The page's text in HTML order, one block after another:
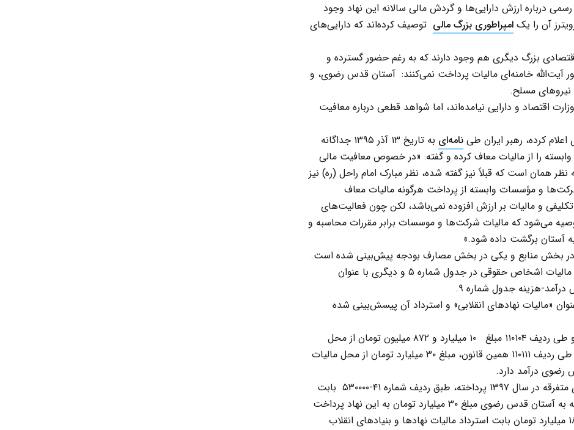
درباره ارزش دارایی‌ها و گردش مالی سالانه این نهاد وجود
آن را یکامپراطوری بزرگ مالی توصیف کرده‌اند که دارایی‌های
اقتصادی بزرگ دیگری هم وجود دارند که به رغم حضور گسترده و
آیت‌الله خامنه‌ای مالیات پرداخت نمی‌کنند: آستان قدس رضوی، و
نیروهای مسلح.
اقتصاد و دارایی نیامده‌اند، اما شواهد قطعی درباره معافیت
کرده، رهبر ایران طینامه‌ای
به تاریخ ۱۳ آذر ۱۳۹۵ جداگانه
را از مالیات معاف کرده و گفته: «در خصوص معافیت مالی
است که قبلاً نیز گفته شده، نظر مبارک امام راحل (ره) نیز
و مؤسسات وابسته از پرداخت هرگونه مالیات معاف
و مالیات بر ارزش افزوده نمی‌باشد، لکن چون فعالیت‌های
می‌شود که مالیات شرکت‌ها و موسسات برابر مقررات محاسبه و
آستان برگشت داده شود.»
بخش منابع و یکی در بخش مصارف بودجه پیش‌بینی شده است.
یکی با عنوان مالیات آستان قدس در بخش مالیات اشخاص حقوقی در جدول شماره ۵ و دیگری با عنوان
هزینه جدول شماره ۹.
«مالیات نهادهای انقلابی» و استرداد آن پیسش‌بینی شده
در جدول شماره ۵ قانون بودجه سال ۱۳۹۷ و طی ردیف ۱۱۰۱۰۴ مبلغ ۱۰ میلیارد و ۸۷۲ میلیون تومان از محل
مالیات نهادها و بنیادهای انقلاب اسلامی و طی ردیف ۱۱۰۱۱۱ همین قانون، مبلغ ۳۰ میلیارد تومان از محل مالیات
درآمد دارد.
از آن سو در جدول شماره ۹ که به هزینه‌های متفرقه در سال ۱۳۹۷ پرداخته، طبق ردیف شماره ۴۱-۵۳۰۰۰۰ بابت
استرداد مالیات شرکت‌ها و موسسات وابسته به آستان قدس رضوی مبلغ ۳۰ میلیارد تومان به این نهاد پرداخت
می‌کند و طبق ردیف شماره ۶-۵۳۰۰۰۰ مبلغ ۱۸ میلیارد تومان بابت استرداد مالیات نهادها و بنیادهای انقلاب